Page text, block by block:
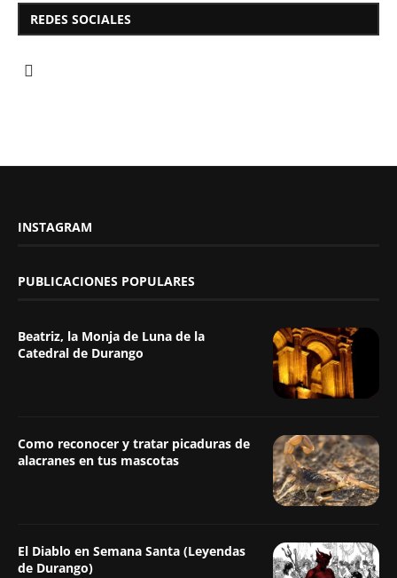
REDES SOCIALES
INSTAGRAM
PUBLICACIONES POPULARES
Beatriz, la Monja de Luna de la
Catedral de Durango
Como reconocer y tratar picaduras de
alacranes en tus mascotas
El Diablo en Semana Santa (Leyendas
de Durango)